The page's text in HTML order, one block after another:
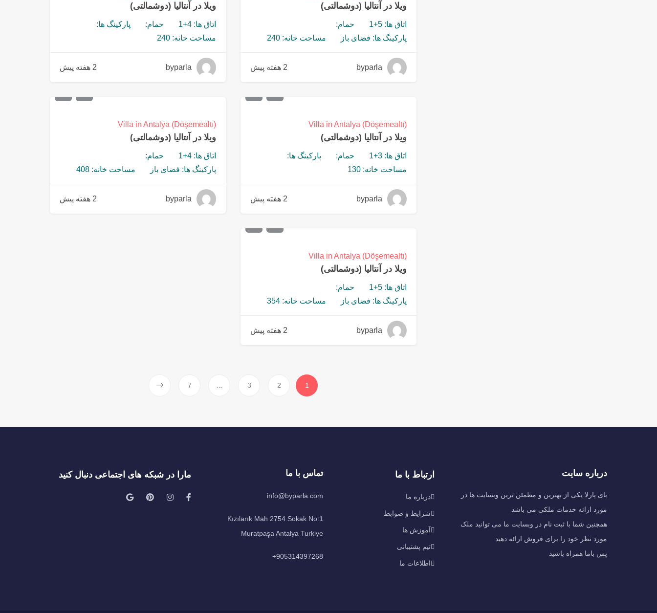
ویلا در آنتالیا (دوشمالتی)
اتاق ها: 5+1
حمام:
پارکینگ ها: فضای باز
مساحت خانه: 240
byparla 2 هفته پیش
ویلا در آنتالیا (دوشمالتی)
اتاق ها: 4+1 حمام:
پارکینگ ها:
مساحت خانه: 240
byparla 2 هفته پیش
Villa in Antalya (Döşemealtı)
ویلا در آنتالیا (دوشمالتی)
اتاق ها: 3+1 حمام:
پارکینگ ها:
مساحت خانه: 130
byparla 2 هفته پیش
Villa in Antalya (Döşemealtı)
ویلا در آنتالیا (دوشمالتی)
اتاق ها: 4+1
حمام:
پارکینگ ها: فضای باز
مساحت خانه: 408
byparla 2 هفته پیش
Villa in Antalya (Döşemealtı)
ویلا در آنتالیا (دوشمالتی)
اتاق ها: 5+1
حمام:
پارکینگ ها: فضای باز
مساحت خانه: 354
byparla 2 هفته پیش
1
2
3
7
درباره سایت
بای پارلا یکی از بهترین و مطمئن ترین وبسایت ها در
مورد ارائه خدمات ملکی می باشد
همچنین شما با ثبت نام در وبسایت ما می توانید ملک
مورد نظر خود را برای فروش ارائه دهید
پس باما همراه باشید
ارتباط با ما
درباره ما
شرایط و ضوابط
آموزش ها
تیم پشتیبانی
اطلاعات ما
تماس با ما
info@byparla.com
Kızılarık Mah 2754 Sokak No:1
Muratpaşa Antalya Turkiye
905314397268+
مارا در شبکه های اجتماعی دنبال کنید